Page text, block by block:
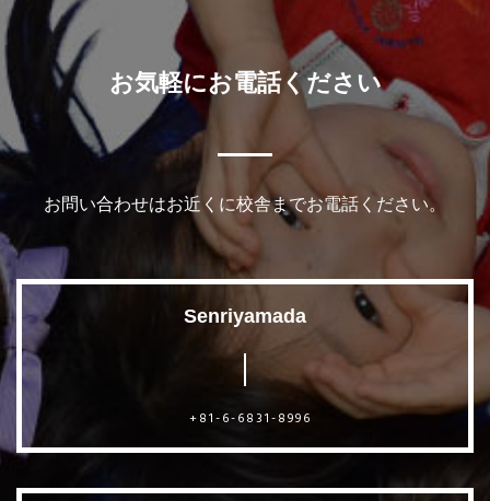
お気軽にお電話ください
お問い合わせはお近くに校舎までお電話ください。
Senriyamada
+81-6-6831-8996